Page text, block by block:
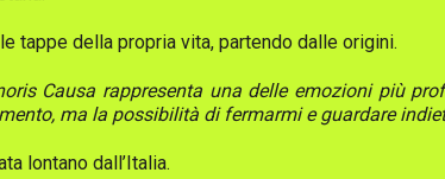
tappe della propria vita, partendo dalle origini.
Causa rappresenta una delle emozioni più
ma la possibilità di fermarmi e guardare
lontano dall’Italia.